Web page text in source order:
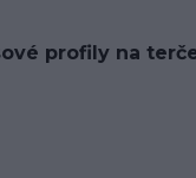
profily na